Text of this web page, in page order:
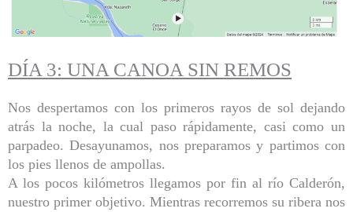
DÍA 3: UNA CANOA SIN REMOS
Nos despertamos con los primeros rayos de sol dejando
atrás la noche, la cual paso rápidamente, casi como un
parpadeo. Desayunamos, nos preparamos y partimos con
los pies llenos de ampollas.
A los pocos kilómetros llegamos por fin al río Calderón,
nuestro primer objetivo. Mientras recorremos su ribera nos